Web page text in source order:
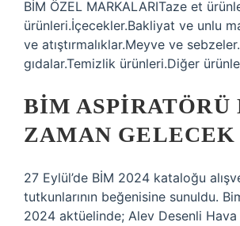
BİM ÖZEL MARKALARITaze et
ürünleri.İçecekler.Bakliyat ve unlu
ve atıştırmalıklar.Meyve ve
gıdalar.Temizlik ürünleri.Diğer
BİM ASPIRATÖRÜ
ZAMAN GELECEK
27 Eylül’de BİM 2024 kataloğu
tutkunlarının beğenisine sunuldu.
2024 aktüelinde; Alev Desenli